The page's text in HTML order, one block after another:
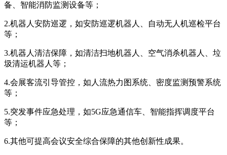
备、智能消防监测设备等；
2.机器人安防巡逻，如安防巡逻机器人、自动无人机巡检平台
等；
3.机器人清洁保障，如清洁扫地机器人、空气消杀机器人、垃
圾清运机器人等；
4.会展客流引导管控，如人流热力图系统、密度监测预警系统
等；
5.突发事件应急处理，如5G应急通信车、智能指挥调度平台
等；
6.其他可提高会议安全综合保障的其他创新性成果。